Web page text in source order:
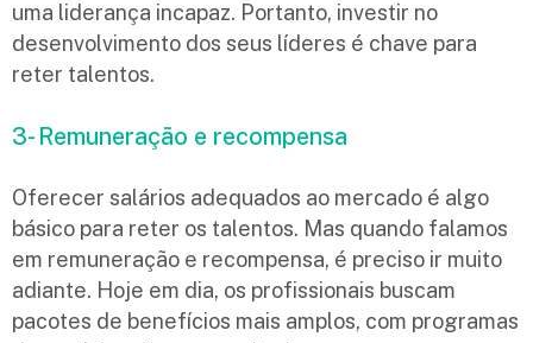
uma liderança incapaz. Portanto, investir no
desenvolvimento dos seus líderes é chave para
reter talentos.
3- Remuneração e recompensa
Oferecer salários adequados ao mercado é algo
básico para reter os talentos. Mas quando falamos
em remuneração e recompensa, é preciso ir muito
adiante. Hoje em dia, os profissionais buscam
pacotes de benefícios mais amplos, com programas